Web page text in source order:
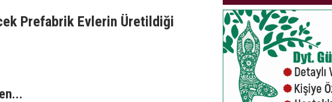
Prefabrik Evlerin Üretildiği